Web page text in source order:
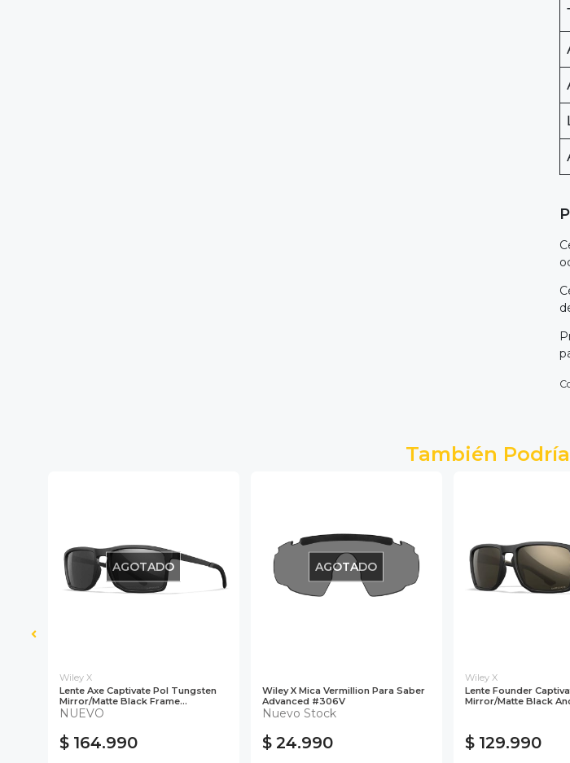
También
AGOTADO
Wiley X
Lente Axe Captivate Pol Tungsten
Mirror/Matte Black Frame...
NUEVO
$ 164.990
AGOTADO
Wiley X Mica Vermillion Para Saber
Advanced #306V
Nuevo Stock
$ 24.990
Wiley X
Lente Founder
Mirror/Matte Black
$ 129.990